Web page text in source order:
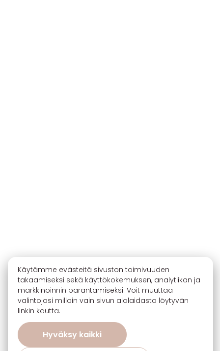
Käytämme evästeitä sivuston toimivuuden
takaamiseksi sekä käyttökokemuksen, analytiikan ja
markkinoinnin parantamiseksi. Voit muuttaa
valintojasi milloin vain sivun alalaidasta löytyvän
linkin kautta.
Hyväksy kaikki